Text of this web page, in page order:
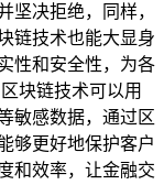
坚决拒绝，同样，
链技术也能大显身
性和安全性，为各
块链技术可以用
敏感数据，通过区
够更好地保护客户
和效率，让金融交